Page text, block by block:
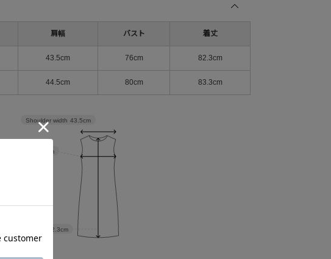
肩幅 バスト 着丈
43.5cm 76cm 82.3cm
44.5cm 80cm 83.3cm
82.3cm
38cm
Shoulder width 43.5cm